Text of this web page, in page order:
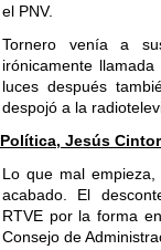
el PNV.
Tornero venía a
irónicamente
luces después
despojó a la
Política, Jesús
Lo que mal
acabado. El
RTVE por la forma
Consejo de